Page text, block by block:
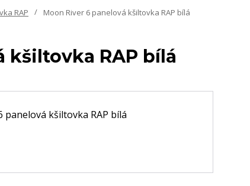
RAP Moon River 6 panelová kšiltovka RAP bílá
kšiltovka RAP bílá